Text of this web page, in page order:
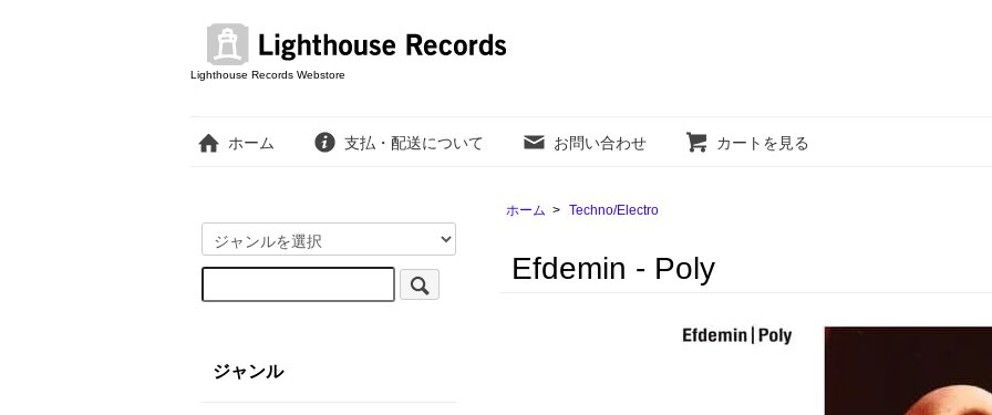
Lighthouse Records Webstore
ホーム 支払・配送について お問い合わせ カートを見る
ホーム > Techno/Electro
Efdemin - Poly
ジャンル